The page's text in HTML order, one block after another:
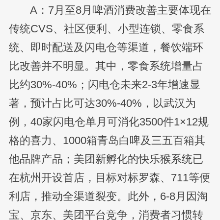
A：7月至8月啤酒消费改善主要体现在
传统CVS、社区便利、小型连锁、零食系
统、即时配送及闪电仓等渠道，餐饮端环
比改善并不明显。其中，零食系统增量占
比约30%-40%；闪电仓未来2-3年增速显
著，预计占比可达30%-40%，以武汉为
例，40家闪电仓单月可消化3500件1×12规
格的喜力、1000箱青岛白啤及三五百箱其
他品牌产品；美团新孵化的快乐猴系统已
在杭州开设首店，目标对标罗森、711等便
利店，推动全渠道裂变。此外，6-8月因淘
宝、京东、美团平台竞争，消费者习惯转